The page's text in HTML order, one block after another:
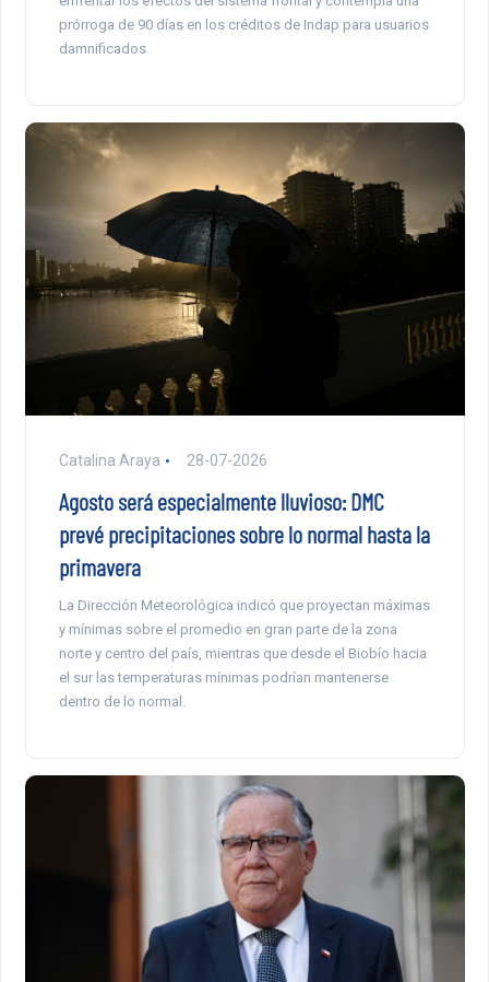
prórroga de 90 días en los créditos de Indap para usuarios
damnificados.
Catalina Araya 28-07-2026
Agosto será especialmente lluvioso: DMC
prevé precipitaciones sobre lo normal hasta la
primavera
La Dirección Meteorológica indicó que proyectan máximas
y mínimas sobre el promedio en gran parte de la zona
norte y centro del país, mientras que desde el Biobío hacia
el sur las temperaturas mínimas podrían mantenerse
dentro de lo normal.